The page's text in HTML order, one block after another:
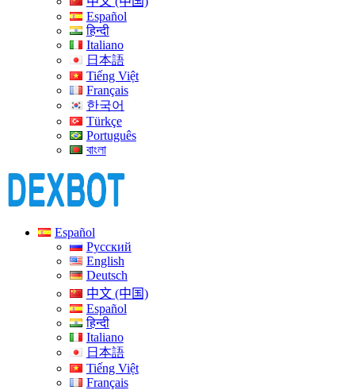
Español
हिन्दी
Italiano
日本語
Tiếng Việt
Français
한국어
Türkçe
Português
বাংলা
Español
Русский
English
Deutsch
中文 (中国)
Español
हिन्दी
Italiano
日本語
Tiếng Việt
Français